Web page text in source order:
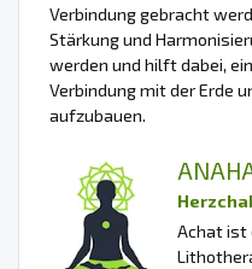
Verbindung gebracht
Stärkung und
werden und hilft dabei,
Verbindung mit der Erde
aufzubauen.
Achat ist